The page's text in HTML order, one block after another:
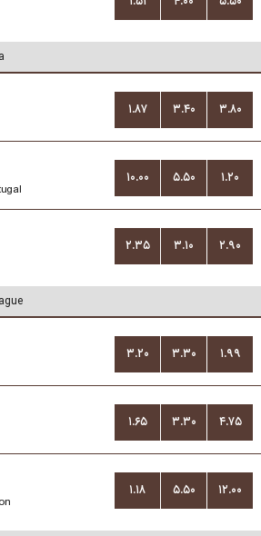
۱.۸۷ ۳.۴۰ ۳.۸۰
۱۰.۰۰ ۵.۵۰ ۱.۲۰
۲.۳۵ ۳.۱۰ ۲.۹۰
۳.۲۰ ۳.۳۰ ۱.۹۹
۱.۶۵ ۳.۳۰ ۴.۷۵
۱.۱۸ ۵.۵۰ ۱۲.۰۰